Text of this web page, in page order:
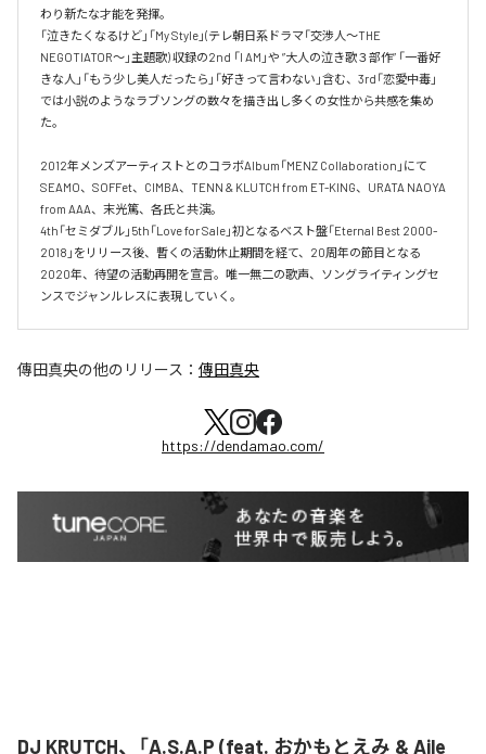
わり新たな才能を発揮。
「泣きたくなるけど」「My Style」(テレ朝日系ドラマ「交渉人～THE
NEGOTIATOR～」主題歌) 収録の2nd 「I AM」や ”大人の泣き歌３部作” 「一番好
きな人」「もう少し美人だったら」「好きって言わない」含む、3rd「恋愛中毒」
では小説のようなラブソングの数々を描き出し多くの女性から共感を集め
た。
2012年メンズアーティストとのコラボAlbum「MENZ Collaboration」にて
SEAMO、SOFFet、CIMBA、TENN & KLUTCH from ET-KING、URATA NAOYA
from AAA、末光篤、各氏と共演。
4th「セミダブル」5th「Love for Sale」初となるベスト盤「Eternal Best 2000-
2018」をリリース後、暫くの活動休止期間を経て、20周年の節目となる
2020年、待望の活動再開を宣言。唯一無二の歌声、ソングライティングセ
ンスでジャンルレスに表現していく。
傳田真央の他のリリース： 傳田真央
https://dendamao.com/
DJ KRUTCH、「A.S.A.P (feat. おかもとえみ & Aile